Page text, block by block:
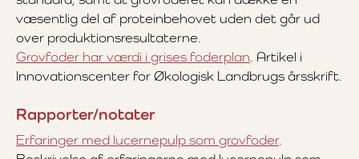
væsentlig del af proteinbehovet uden det går ud
over produktionsresultaterne.
Grovfoder har værdi i grises foderplan. Artikel i
Innovationscenter for Økologisk Landbrugs årsskrift.
Rapporter/notater
Erfaringer med lucernepulp som grovfoder.